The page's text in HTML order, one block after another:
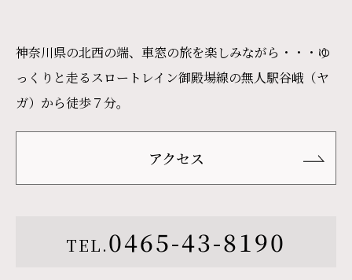
神奈川県の北西の端、車窓の旅を楽しみながら・・・ゆ
っくりと走るスロートレイン御殿場線の無人駅谷峨（ヤ
ガ）から徒歩７分。
アクセス
TEL.0465-43-8190